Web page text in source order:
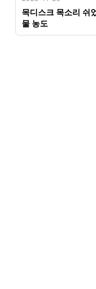
목디스크 목소리 쉬
물 농도